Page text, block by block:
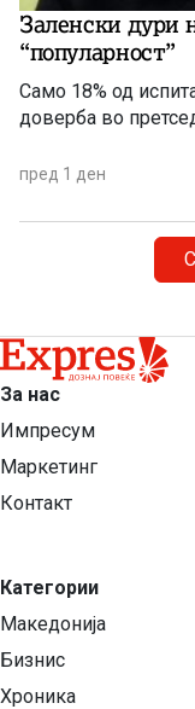
Заленски дури
“популарност”
Само 18% од
доверба во
пред 1 ден
За нас
Импресум
Маркетинг
Контакт
Категории
Македонија
Бизнис
Хроника